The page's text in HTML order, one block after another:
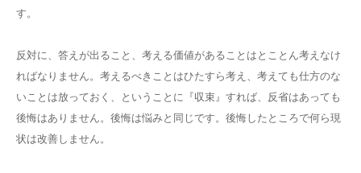
す。
反対に、答えが出ること、考える価値があることはとことん考えなけ
ればなりません。考えるべきことはひたすら考え、考えても仕方のな
いことは放っておく、ということに『収束』すれば、反省はあっても
後悔はありません。後悔は悩みと同じです。後悔したところで何ら現
状は改善しません。